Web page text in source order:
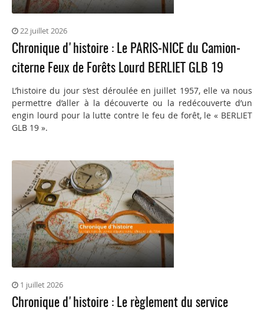
22 juillet 2026
Chronique d'histoire : Le PARIS-NICE du Camion-
citerne Feux de Forêts Lourd BERLIET GLB 19
L’histoire du jour s’est déroulée en juillet 1957, elle va nous
permettre d’aller à la découverte ou la redécouverte d’un
engin lourd pour la lutte contre le feu de forêt, le « BERLIET
GLB 19 ».
1 juillet 2026
Chronique d'histoire : Le règlement du service